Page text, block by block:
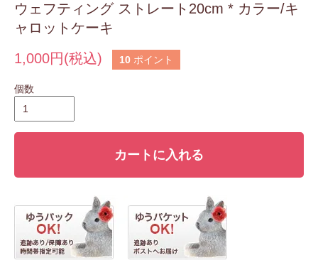
ウェフティング ストレート20cm * カラー/キ
ャロットケーキ
1,000円(税込)
10 ポイント
個数
カートに入れる